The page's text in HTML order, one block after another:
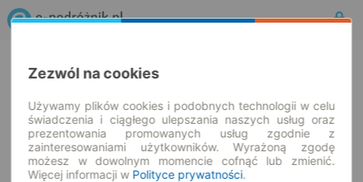
Rozkład Jazdy | Bilety
Zezwól na cookies
Używamy plików cookies i podobnych technologii w celu
świadczenia i ciągłego ulepszania naszych usług oraz
prezentowania promowanych usług zgodnie z
zainteresowaniami użytkowników. Wyrażoną zgodę
możesz w dowolnym momencie cofnąć lub zmienić.
Więcej informacji w Polityce prywatności.